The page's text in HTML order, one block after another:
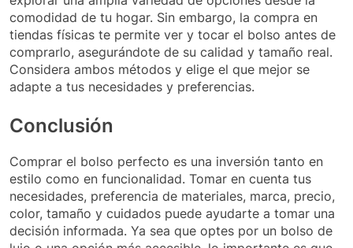
comodidad de tu hogar. Sin embargo, la compra en
tiendas físicas te permite ver y tocar el bolso antes de
comprarlo, asegurándote de su calidad y tamaño real.
Considera ambos métodos y elige el que mejor se
adapte a tus necesidades y preferencias.
Conclusión
Comprar el bolso perfecto es una inversión tanto en
estilo como en funcionalidad. Tomar en cuenta tus
necesidades, preferencia de materiales, marca, precio,
color, tamaño y cuidados puede ayudarte a tomar una
decisión informada. Ya sea que optes por un bolso de